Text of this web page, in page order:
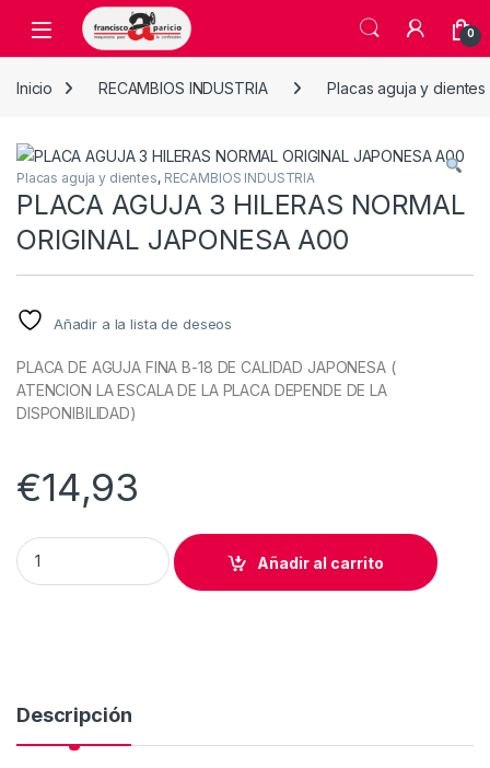
Skip to navigation
Skip to content
Open 0
Inicio RECAMBIOS INDUSTRIA Placas aguja y dientes
Placas aguja y dientes, RECAMBIOS INDUSTRIA
PLACA AGUJA 3 HILERAS NORMAL
ORIGINAL JAPONESA A00
Añadir a la lista de deseos
PLACA DE AGUJA FINA B-18 DE CALIDAD JAPONESA (
ATENCION LA ESCALA DE LA PLACA DEPENDE DE LA
DISPONIBILIDAD)
€14,93
PLACA AGUJA 3 HILERAS NORMAL ORIGINAL JAPONESA
Añadir al carrito
Descripción